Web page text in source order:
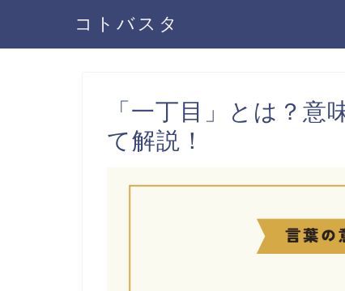
コトバスタ
「一丁目」とは？
て解説！